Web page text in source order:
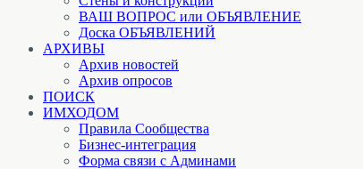
ВАШ ВОПРОС или ОБЪЯВЛЕНИЕ
Доска ОБЪЯВЛЕНИЙ
АРХИВЫ
Архив новостей
Архив опросов
ПОИСК
ИМХОДОМ
Правила Сообщества
Бизнес-интеграция
Форма связи с Админами